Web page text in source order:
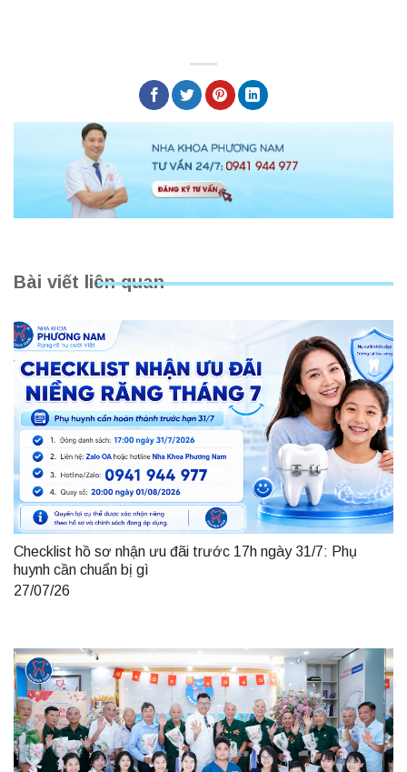
Bài viết liên quan
Checklist hồ sơ nhận ưu đãi trước 17h ngày 31/7: Phụ
huynh cần chuẩn bị gì
27/07/26